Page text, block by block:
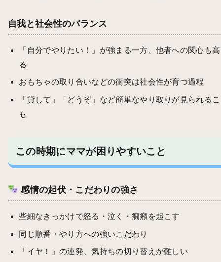
自我と社会性のバランス
「自分でやりたい！」が強まる一方、他者への関心も
る
おもちゃの取り合いなどの衝突は社会性が育つ過程
「貸して」「どうぞ」など簡単なやり取りが見られる
も
この時期にママが困りやすいこと
感情の起伏・こだわりの強さ
些細なきっかけで怒る・泣く・癇癪を起こす
同じ順番・やり方への強いこだわり
「イヤ！」の連発、気持ちの切り替えが難しい